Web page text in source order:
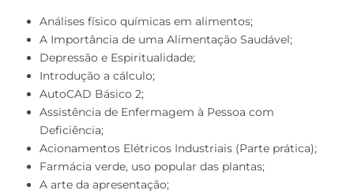
Análises físico químicas em alimentos;
A Importância de uma Alimentação Saudável;
Depressão e Espiritualidade;
Introdução a cálculo;
AutoCAD Básico 2;
Assistência de Enfermagem à Pessoa com
Deficiência;
Acionamentos Elétricos Industriais (Parte prática);
Farmácia verde, uso popular das plantas;
A arte da apresentação;